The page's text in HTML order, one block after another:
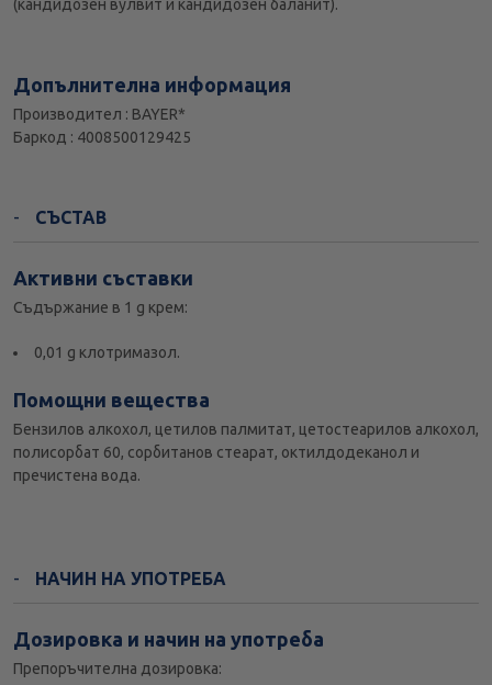
(кандидозен вулвит и кандидозен баланит).
Допълнителна информация
Производител : BAYER*
Баркод : 4008500129425
СЪСТАВ
Активни съставки
Съдържание в 1 g крем:
0,01 g клотримазол.
Помощни вещества
Бензилов алкохол, цетилов палмитат, цетостеарилов алкохол,
полисорбат 60, сорбитанов стеарат, октилдодеканол и
пречистена вода.
НАЧИН НА УПОТРЕБА
Дозировка и начин на употреба
Препоръчителна дозировка: